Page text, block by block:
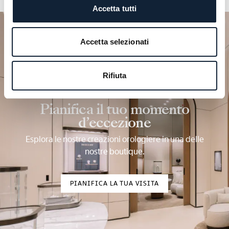
Accetta tutti
Accetta selezionati
Rifiuta
Pianifica il tuo momento
d’eccezione
Esplora le nostre creazioni orologiere in una delle
nostre boutique.
PIANIFICA LA TUA VISITA